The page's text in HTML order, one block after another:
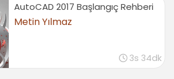
kullanımı 2
kullanımı 3
AutoCAD 2017 Başlangıç Rehberi
Metin Yılmaz
3s 34dk